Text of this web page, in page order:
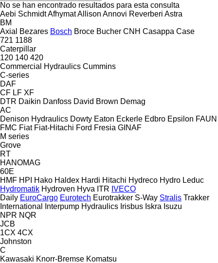
No se han encontrado resultados para esta consulta
Aebi SchmidtAfhymatAllison Annovi Reverberi Astra
BM
Axial
Bezares Bosch Broce Bucher CNH Casappa Case
721 1188
Caterpillar
120 140 420
Commercial Hydraulics Cummins
C-series
DAF
CF LF XF
DTR Daikin Danfoss David Brown Demag
AC
Denison Hydraulics Dowty Eaton Eckerle Edbro Epsilon FAUN
FMC Fiat Fiat-Hitachi Ford Fresia GINAF
M series
Grove
RT
HANOMAG
60E
HMF HPI Hako Haldex Hardi Hitachi Hydreco Hydro Leduc
Hydromatik Hydroven Hyva ITR IVECO
Daily EuroCargo Eurotech Eurotrakker S-Way Stralis Trakker
International
Interpump Hydraulics Irisbus Iskra Isuzu
NPR NQR
JCB
1CX 4CX
Johnston
C
Kawasaki Knorr-Bremse Komatsu